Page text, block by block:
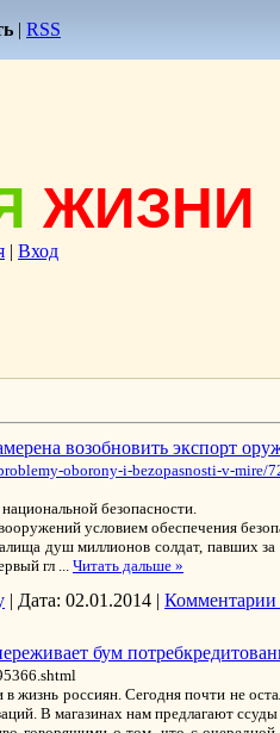
| RSS
ЖИЗНИ
| Вход
возобновить экспорт
oborony-i-bezopasnosti-v-mire/
безопасности.
условием обеспечения
душ миллионов солдат, павших
гл ... Читать дальше »
| Дата: 02.01.2014 | Комментарии
бум
жизнь россиян. Сегодня почти не
В магазинах нам предлагают